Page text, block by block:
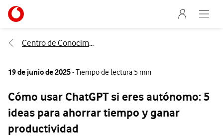
Ir a la pagina principal de vodafone.es
Menu
Abre
Centro de Conocimiento
19 de junio de 2025- Tiempo de lectura 5 min
Cómo usar ChatGPT si eres autónomo: 5
ideas para ahorrar tiempo y ganar
productividad